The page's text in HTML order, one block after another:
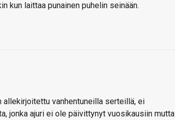
kun laittaa punainen puhelin seinään.
vanhentuneilla serteillä, ei
jonka ajuri ei ole päivittynyt vuosikausiin mutta